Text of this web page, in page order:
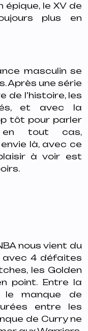
le XV de
plus en
masculin se
Après une série
de l’histoire, les
et avec la
tôt pour parler
en tout cas,
là, avec ce
à voir est
nous vient du
avec 4 défaites
les Golden
point. Entre la
le manque de
entre les
de Curry ne